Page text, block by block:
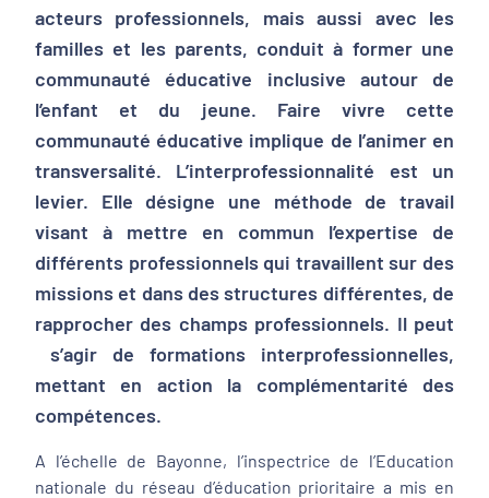
acteurs professionnels, mais aussi avec les
familles et les parents, conduit à former une
communauté éducative inclusive autour de
l’enfant et du jeune. Faire vivre cette
communauté éducative implique de l’animer en
transversalité. L’interprofessionnalité est un
levier. Elle désigne une méthode de travail
visant à mettre en commun l’expertise de
différents professionnels qui travaillent sur des
missions et dans des structures différentes, de
rapprocher des champs professionnels. Il peut
s’agir de formations interprofessionnelles,
mettant en action la complémentarité des
compétences.
A l’échelle de Bayonne, l’inspectrice de l’Education
nationale du réseau d’éducation prioritaire a mis en